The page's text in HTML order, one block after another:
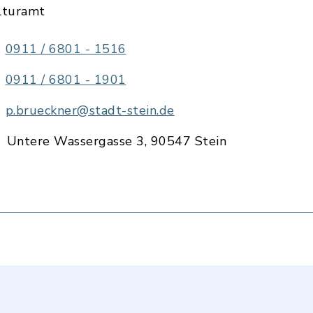
0911 / 6801 - 1516
0911 / 6801 - 1901
p.brueckner@stadt-stein.de
Untere Wassergasse 3, 90547 Stein